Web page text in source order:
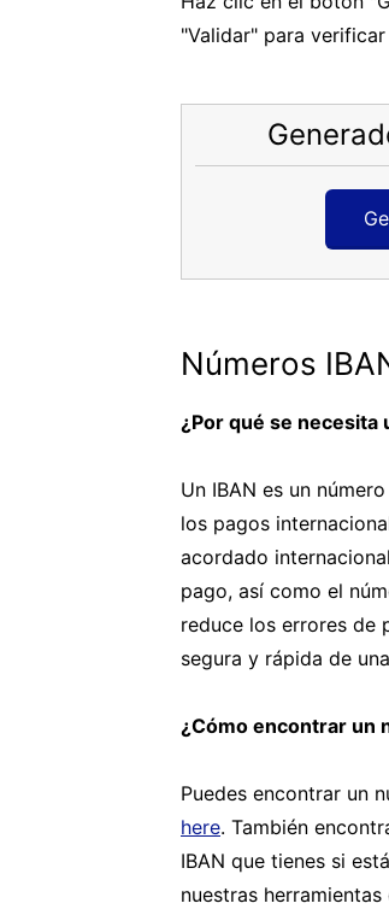
"Validar" para
Números
¿Por qué se necesita
Un IBAN es un
los pagos
acordado
pago, así como el
reduce los errores de
segura y rápida de
¿Cómo encontrar un
Puedes encontrar un
here. También
IBAN que tienes si
nuestras